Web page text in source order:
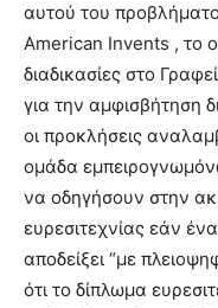
αυτού του
American Invents , το
διαδικασίες στο
για την αμφισβήτηση
οι προκλήσεις
ομάδα
να οδηγήσουν στην
ευρεσιτεχνίας εάν
αποδείξει “με
ότι το δίπλωμα